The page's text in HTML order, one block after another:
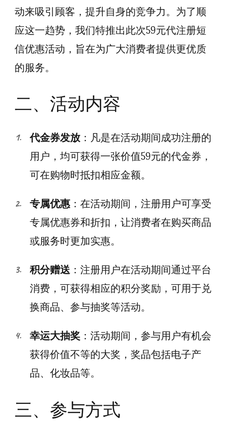
动来吸引顾客，提升自身的竞争力。为了顺
应这一趋势，我们特推出此次59元代注册短
信优惠活动，旨在为广大消费者提供更优质
的服务。
二、活动内容
代金券发放 ：凡是在活动期间成功注册的
用户，均可获得一张价值59元的代金券，
可在购物时抵扣相应金额。
专属优惠 ：在活动期间，注册用户可享受
专属优惠券和折扣，让消费者在购买商品
或服务时更加实惠。
积分赠送 ：注册用户在活动期间通过平台
消费，可获得相应的积分奖励，可用于兑
换商品、参与抽奖等活动。
幸运大抽奖 ：活动期间，参与用户有机会
获得价值不等的大奖，奖品包括电子产
品、化妆品等。
三、参与方式